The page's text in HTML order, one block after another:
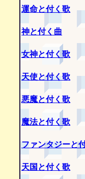
運命と付く歌
神と付く曲
女神と付く歌
天使と付く歌
悪魔と付く歌
魔法と付く歌
ファンタジーと
天国と付く歌